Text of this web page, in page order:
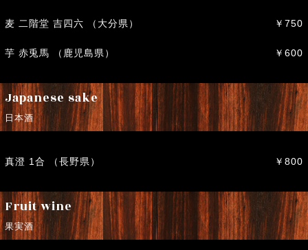
麦 二階堂 吉四六 （大分県） ￥750
芋 赤兎馬 （鹿児島県） ￥600
Japanese sake
日本酒
真澄 1合 （長野県） ￥800
Fruit wine
果実酒